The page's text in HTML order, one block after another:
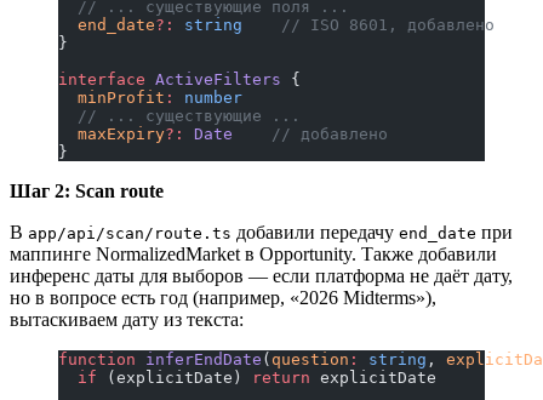
  // ... существующие поля ...
  end_date
?: string
    // ISO 8601, добавлено
}
interface ActiveFilters {
  minProfit
:
number
  // ... существующие ...
  maxExpiry
?: Date
    // добавлено
}
Шаг 2: Scan route
В app/api/scan/route.ts добавили передачу end_date при
маппинге NormalizedMarket в Opportunity. Также добавили
инференс даты для выборов — если платформа не даёт дату,
но в вопросе есть год (например, «2026 Midterms»),
вытаскиваем дату из текста:
function inferEndDate ( question : string ,
  if
(explicitDate) return explicitDate